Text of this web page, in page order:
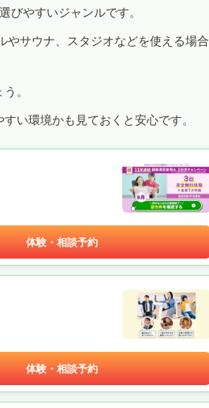
びやすいジャンルです。
サウナ、スタジオなどを使える場合
。
い環境かも見ておくと安心です。
体験・相談予約
体験・相談予約